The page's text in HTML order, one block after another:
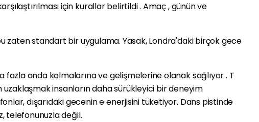
için kurallar belirtildi . Amaç , günün ve
zaten standart bir uygulama. Yasak, Londra'daki birçok gece
fazla anda kalmalarına ve gelişmelerine olanak sağlıyor . T
insanların daha sürükleyici bir deneyim
dışarıdaki gecenin e enerjisini tüketiyor. Dans pistinde
telefonunuzla değil.